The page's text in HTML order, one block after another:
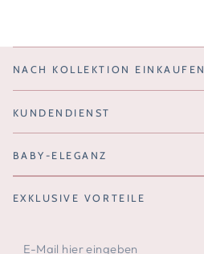
NACH KOLLEKTION EINKAUFEN
KUNDENDIENST
BABY-ELEGANZ
EXKLUSIVE VORTEILE
E-